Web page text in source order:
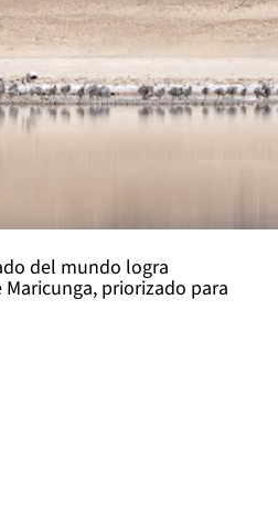
del mundo logra
priorizado para